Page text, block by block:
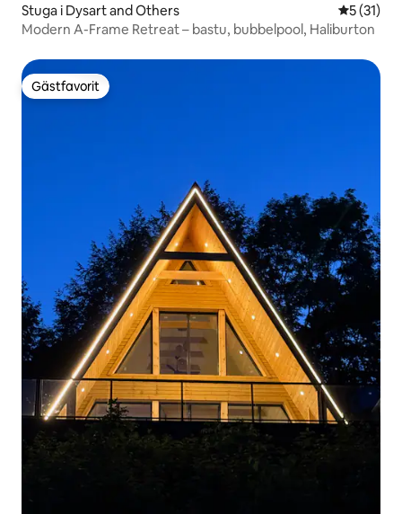
Stuga i Dysart and Others 5 av 5 i
5 (31)
Modern A-Frame Retreat – bastu, bubbelpool, Haliburton
Gästfavorit
Gästfavorit